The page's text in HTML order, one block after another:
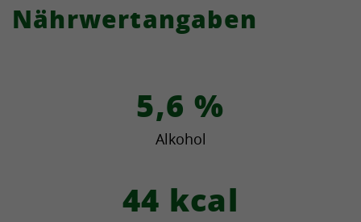
Nährwertangaben
5,6%
Alkohol
44 kcal